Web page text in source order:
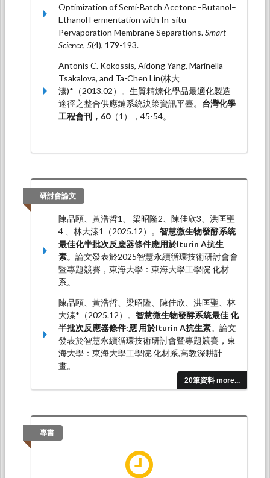
Optimization of Semi-Batch Acetone–Butanol–
Ethanol Fermentation with In-situ
Pervaporation Membrane Separations.Smart
Science, 5(4), 179-193.
Antonis C. Kokossis, Aidong Yang, Marinella
Tsakalova, and Ta-Chen Lin(林大
溱)*（2013.02）。生質精煉化學品最適化製造
途徑之整合供應鏈系統決策資訊平臺。 台灣化學
工程會刊，60（1），45-54。
研討會論文
20筆資料 more...
陳品頤、黃浩哲1、 梁昭隆2、陳佳欣3、洪匡聖
4 、林大溱1（2025.12）。 智慧微生物發酵系統
最佳化半批次反應器條件應用於Iturin A抗生
素。論文發表於2025智慧永續循環技術研討會會
暨專題競賽，東海大學：東海大學工學院 化材
系。
陳品頤、黃浩哲、梁昭隆、陳佳欣、洪匡聖、林
大溱*（2025.12）。 智慧微生物發酵系統最佳 化
半批次反應器條件:應 用於Iturin A抗生素。論文
發表於智慧永續循環技術研討會暨專題競賽，東
海大學：東海大學工學院,化材系,高教深耕計
畫。
Chia-Hsin Chen3†, Chaolong Liang2, Pin-Yi
Acetic Acid Supplementation in
Polyhydroxyalkanoates Production by Cupriavidus
necator Using Artificial Neural Network
presented at 2025 International Symposium on
Novel and Sustainable Technology, Tainan
專書